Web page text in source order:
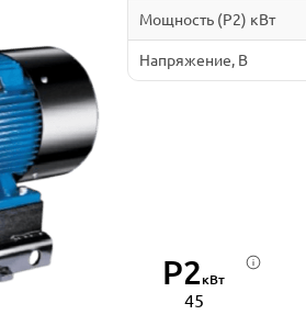
Мощность (P2) кВт
Напряжение, В
P2кВт
45